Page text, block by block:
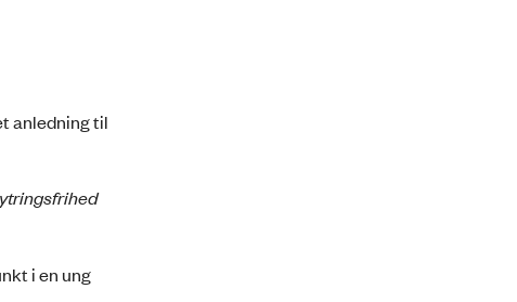
anledning til
ytringsfrihed
i en ung